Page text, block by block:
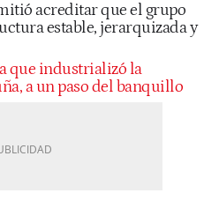
acreditar que el grupo
estable, jerarquizada y
que industrializó la
a un paso del banquillo